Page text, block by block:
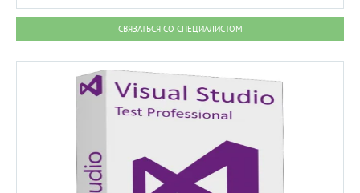
СВЯЗАТЬСЯ СО СПЕЦИАЛИСТОМ